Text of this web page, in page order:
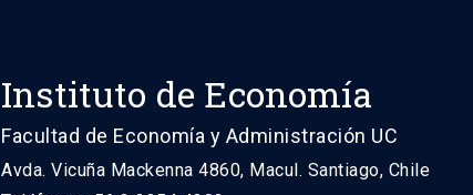
Instituto de Economía
Facultad de Economía y Administración UC
Avda. Vicuña Mackenna 4860, Macul. Santiago, Chile